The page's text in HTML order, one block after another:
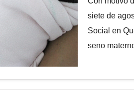
siete de
Social en
seno